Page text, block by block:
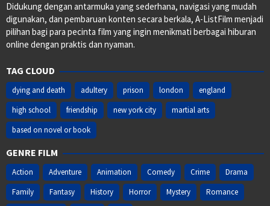
Didukung dengan antarmuka yang sederhana, navigasi yang mudah
digunakan, dan pembaruan konten secara berkala, A-ListFilm menjadi
pilihan bagi para pecinta film yang ingin menikmati berbagai hiburan
online dengan praktis dan nyaman.
TAG CLOUD
dying and death adultery prison london
england
high school
friendship new york city
martial arts
based on novel or book
GENRE FILM
Action Adventure Animation Comedy Crime
Drama
Family
Fantasy History Horror Mystery
Romance